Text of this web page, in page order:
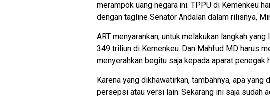
merampok uang negara ini. TPPU di Kemenkeu
dengan tagline Senator Andalan dalam rilisnya,
ART menyarankan, untuk melakukan langkah
349 triliun di Kemenkeu. Dan Mahfud MD harus
menyerahkan begitu saja kepada aparat penegak
Karena yang dikhawatirkan, tambahnya, apa
persepsi atau versi lain. Sekarang ini saja sudah